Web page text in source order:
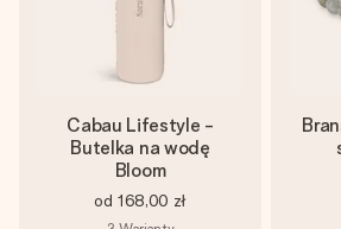
Cabau Lifestyle -
Butelka na wodę
Bloom
od 168,00 zł